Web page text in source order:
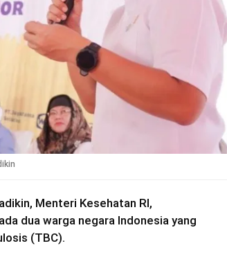
Menteri Kesehatan RI,
dua warga negara Indonesia yang
(TBC).